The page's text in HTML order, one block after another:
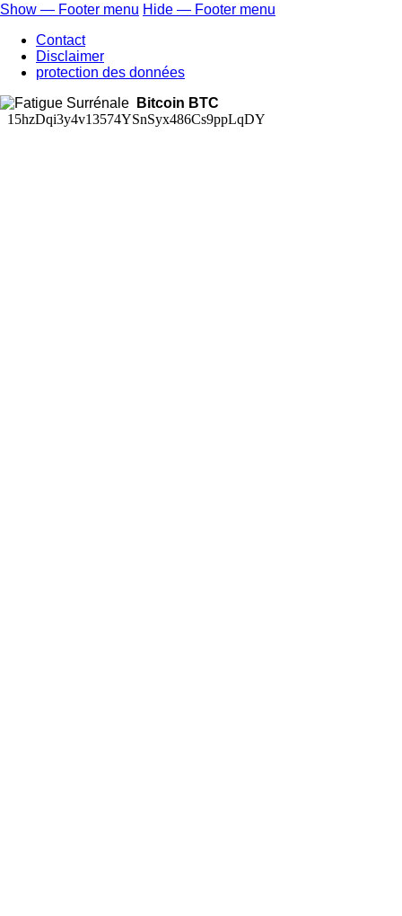
Footer
menu
Show — Footer menu Hide — Footer menu
Contact
Disclaimer
protection des données
Bitcoin BTC
15hzDqi3y4v13574YSnSyx486Cs9ppLqDY